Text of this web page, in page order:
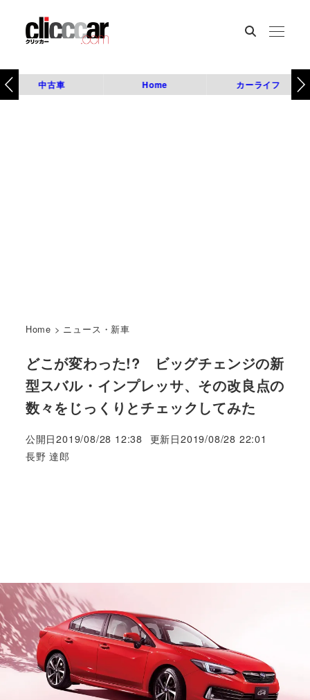
中古車 Home カーライフ
Home > ニュース・新車
どこが変わった!? ビッグチェンジの新
型スバル・インプレッサ、その改良点の
数々をじっくりとチェックしてみた
公開日2019/08/28 12:38 更新日2019/08/28 22:01
著
長野 達郎